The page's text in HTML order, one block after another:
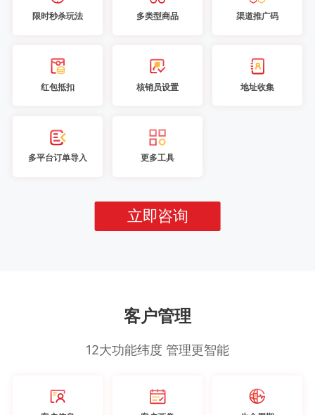
限时秒杀玩法 多类型商品 渠道推广码
红包抵扣 核销员设置 地址收集
多平台订单导入 更多工具
立即咨询
客户管理
12大功能纬度 管理更智能